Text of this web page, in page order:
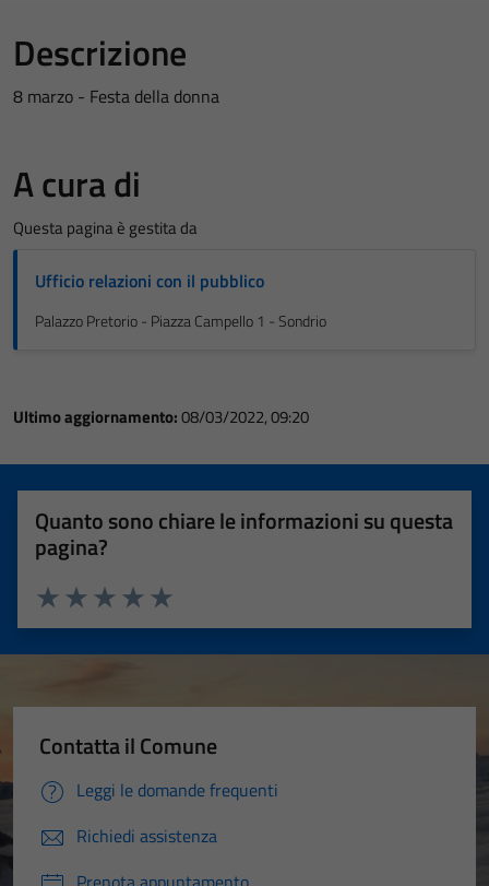
Descrizione
8 marzo - Festa della donna
A cura di
Questa pagina è gestita da
Ufficio relazioni con il pubblico
Palazzo Pretorio - Piazza Campello 1 - Sondrio
Ultimo aggiornamento:08/03/2022, 09:20
Quanto sono chiare le informazioni su questa
pagina?
Valuta 5 stelle su 5
Valuta 4 stelle su 5
Valuta 3 stelle su 5
Valuta 2 stelle su 5
Valuta 1 stelle su 5
Contatta il Comune
Leggi le domande frequenti
Richiedi assistenza